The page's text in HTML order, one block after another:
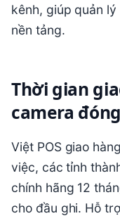
kênh, giúp quản
nền tảng.
Thời gian
camera
Việt POS giao
việc, các tỉnh
chính hãng 12
cho đầu ghi. Hỗ